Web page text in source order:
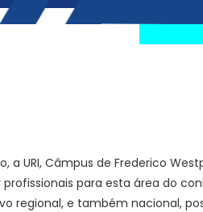
URI, Câmpus de Frederico
para esta área do
regional, e também nacional,